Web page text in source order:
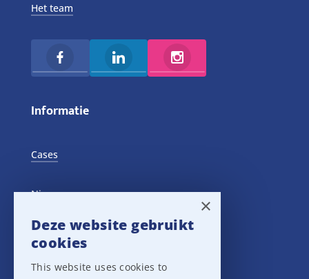
Het team
Informatie
Cases
Nieuws
Training Events
Privacy verklaring
×
Deze website gebruikt
cookies
This website uses cookies to